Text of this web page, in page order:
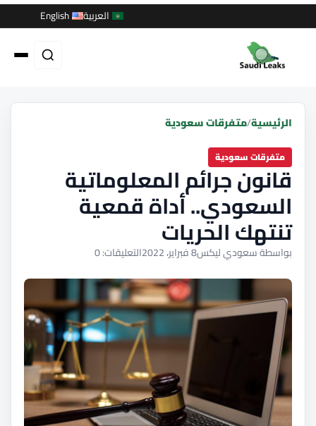
العربية English
الرئيسية/متفرقات سعودية
متفرقات سعودية
قانون جرائم المعلوماتية
السعودي.. أداة قمعية
تنتهك الحريات
بواسطة سعودي ليكس8 فبراير، 2022 التعليقات: 0